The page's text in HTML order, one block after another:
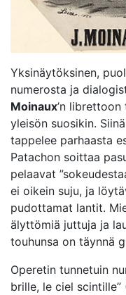
Yksinäytöksinen,
numerosta ja
Moinaux’n
yleisön suosikin.
tappelee parhaasta
Patachon soittaa
pelaavat
ei oikein suju, ja
pudottamat lantit.
älyttömiä juttuja ja
touhunsa on täynnä
Operetin tunnetuin
brille, le ciel scintille”